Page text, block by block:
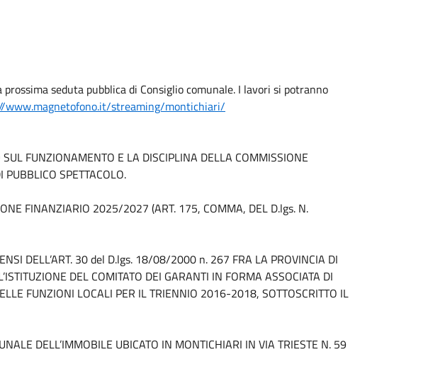
seduta pubblica di Consiglio comunale. I lavori si potranno
www.magnetofono.it/streaming/montichiari/
FUNZIONAMENTO E LA DISCIPLINA DELLA COMMISSIONE
SPETTACOLO.
FINANZIARIO 2025/2027 (ART. 175, COMMA, DEL D.lgs. N.
DELL’ART. 30 del D.lgs. 18/08/2000 n. 267 FRA LA PROVINCIA DI
DEL COMITATO DEI GARANTI IN FORMA ASSOCIATA DI
FUNZIONI LOCALI PER IL TRIENNIO 2016-2018, SOTTOSCRITTO IL
DELL’IMMOBILE UBICATO IN MONTICHIARI IN VIA TRIESTE N. 59